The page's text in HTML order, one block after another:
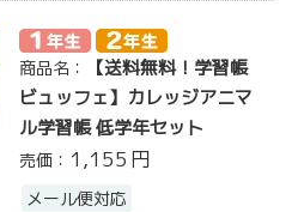
商品名：
【送料無料！学習帳
ビュッフェ】カレッジアニマ
ル学習帳 低学年セット
売価： 1,155 円
メール便対応